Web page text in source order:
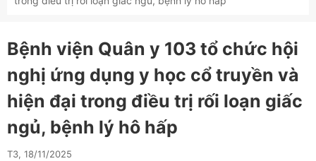
Bệnh viện Quân y 103 tổ chức hội
nghị ứng dụng y học cổ truyền và
hiện đại trong điều trị rối loạn giấc
ngủ, bệnh lý hô hấp
T3, 18/11/2025